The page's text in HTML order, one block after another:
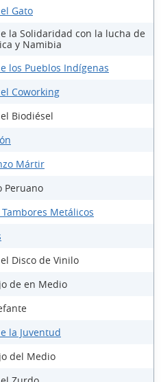
Gato
la Solidaridad con la lucha de
y Namibia
los Pueblos Indígenas
Coworking
Biodiésel
Mártir
Peruano
Metálicos
Disco de Vinilo
de en Medio
la Juventud
del Medio